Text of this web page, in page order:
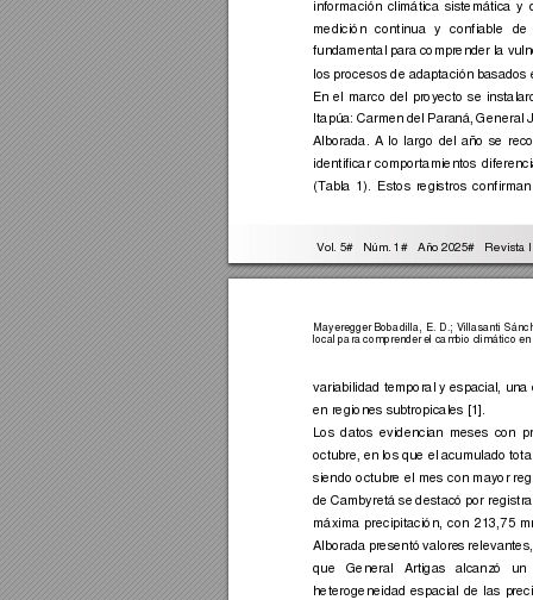
Vol. 5#   Núm . 1#   Año 2025#   Revista
información climática sistemática y
medición
continua y confiable
de
fundamental para comprender la vul
los procesos de adaptación basados
En el marco del proyecto se
Itapúa: Carmen del Paraná, General
Alborada. A lo largo del año se
identificar comportamientos
(Tabla 1). Estos registros
Mayeregger Boba dilla, E. D.; Vi llasanti
local para comprender el cambio climático
variabilidad temporal y espacial, una
en regiones subtropicales [1
.
Los datos evidencian meses con pr
octubre, en los que el acumulado t
siendo octubre el mes con mayor
de Cambyretá se destacó por registra
máxima precipitación, con 213,75
Alborada presentó valores
que
General Artigas alcanzó
un
heterogeneidad espacial de las p